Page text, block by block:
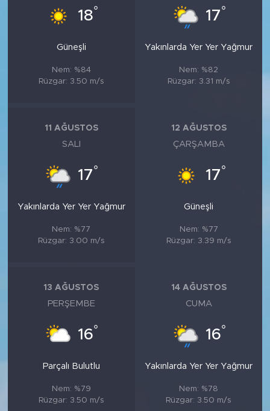
18°
Güneşli
Nem: %84
Rüzgar: 3.50 m/s
17°
Yakınlarda Yer Yer Yağmur
Nem: %82
Rüzgar: 3.31 m/s
11 AĞUSTOS
SALI
17°
Yakınlarda Yer Yer Yağmur
Nem: %77
Rüzgar: 3.00 m/s
12 AĞUSTOS
ÇARŞAMBA
17°
Güneşli
Nem: %77
Rüzgar: 3.39 m/s
13 AĞUSTOS
PERŞEMBE
16°
Parçalı Bulutlu
Nem: %79
Rüzgar: 3.50 m/s
14 AĞUSTOS
CUMA
16°
Yakınlarda Yer Yer Yağmur
Nem: %78
Rüzgar: 3.50 m/s